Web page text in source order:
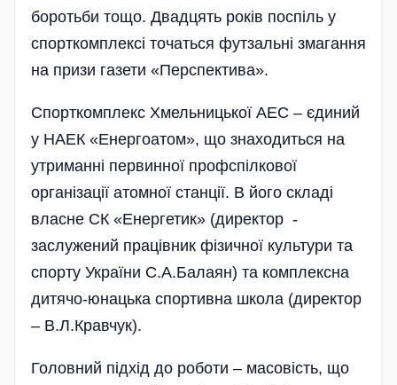
боротьби тощо. Двадцять років поспіль у
спорткомплексі точаться футзальні змагання
на призи газети «Перспектива».
Спорткомплекс Хмельницької АЕС – єдиний
у НАЕК «Енерго­атом», що знаходиться на
утриманні первинної профспілкової
організації атомної станції. В його складі
власне СК «Енергетик» (директор -
заслужений працівник фізичної культури та
спорту України С.А.Балаян) та комплексна
дитячо-юнацька спортивна школа (директор
– В.Л.Кравчук).
Головний підхід до роботи – масовість, що